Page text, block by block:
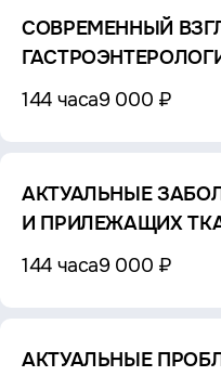
СОВРЕМЕННЫЙ
144 часа9 000 ₽
АКТУАЛЬНЫЕ
И ПРИЛЕЖАЩИХ
144 часа9 000 ₽
АКТУАЛЬНЫЕ